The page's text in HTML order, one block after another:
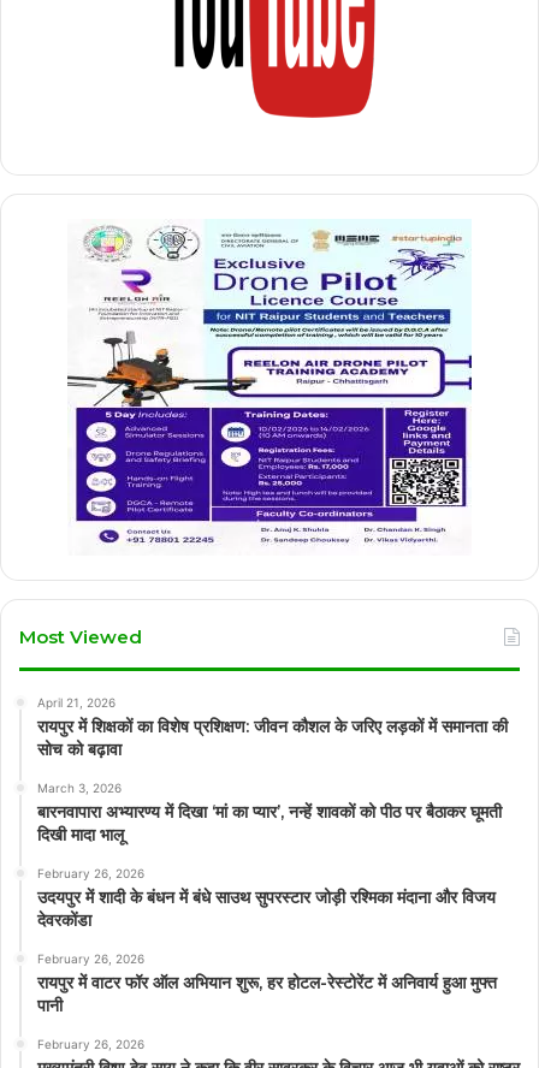
Most Viewed
April 21, 2026
रायपुर में शिक्षकों का विशेष प्रशिक्षण: जीवन कौशल के जरिए लड़कों में समानता की
सोच को बढ़ावा
March 3, 2026
बारनवापारा अभ्यारण्य में दिखा ‘मां का प्यार’, नन्हें शावकों को पीठ पर बैठाकर घूमती
दिखी मादा भालू
February 26, 2026
उदयपुर में शादी के बंधन में बंधे साउथ सुपरस्टार जोड़ी रश्मिका मंदाना और विजय
देवरकोंडा
February 26, 2026
रायपुर में वाटर फॉर ऑल अभियान शुरू, हर होटल-रेस्टोरेंट में अनिवार्य हुआ मुफ्त
पानी
February 26, 2026